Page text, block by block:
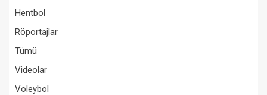
Hentbol
Röportajlar
Tümü
Videolar
Voleybol